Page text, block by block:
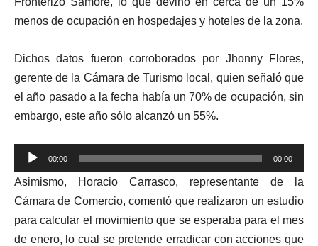
menos de ocupación en hospedajes y hoteles de la zona.
Dichos datos fueron corroborados por Jhonny Flores,
gerente de la Cámara de Turismo local, quien señaló que
el año pasado a la fecha había un 70% de ocupación, sin
embargo, este año sólo alcanzó un 55%.
Reproductor
de
audio
00:00 00:00
Asimismo, Horacio Carrasco, representante de la
Cámara de Comercio, comentó que realizaron un estudio
para calcular el movimiento que se esperaba para el mes
de enero, lo cual se pretende erradicar con acciones que